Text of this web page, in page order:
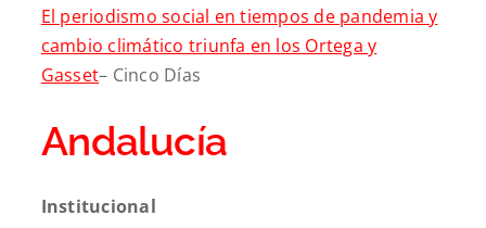
El periodismo social en tiempos de pandemia y
cambio climático triunfa en los Ortega y
Gasset– Cinco Días
Andalucía
Institucional